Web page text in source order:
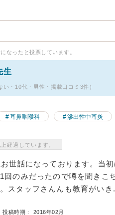
なったと投票しています。
生
い・10代・男性・掲載口コミ3件）
耳鼻咽喉科 滲出性中耳炎
経過しています。
世話になっております。当
回のみだったので噂を聞きこ
スタッフさんんも教育がいき
投稿時期： 2016年02月